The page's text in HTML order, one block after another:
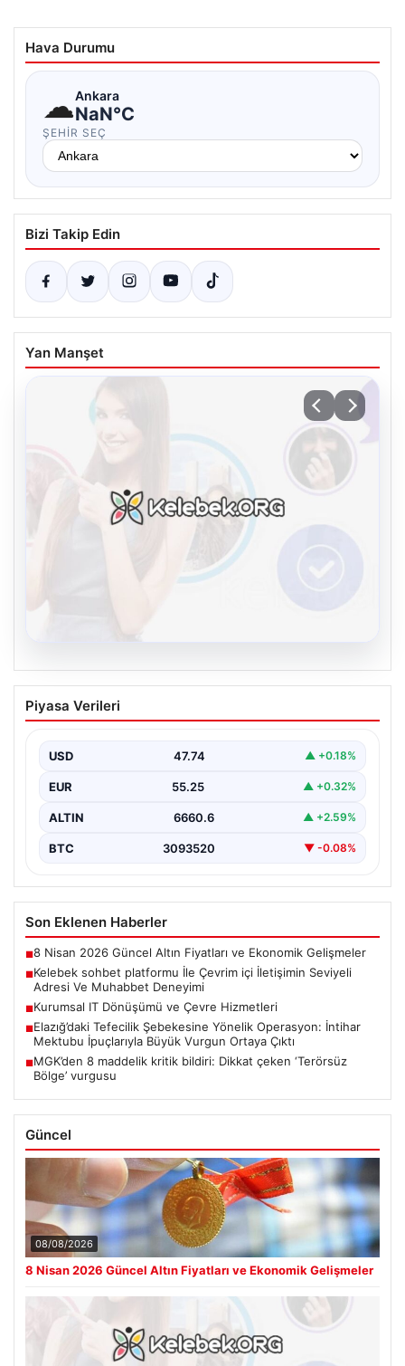
Hava Durumu
☁Ankara
NaN°C
ŞEHIR SEÇ
Bizi Takip Edin
Yan Manşet
Kelebek sohbet platformu İle Çevrim içi
İletişimin Seviyeli Adresi Ve Muhabbet
İnternet ortamında insanların seviyeli bir şekilde irtibat
çeşitli…
Piyasa Verileri
USD 47.74 ▲ +0.18%
EUR 55.25 ▲ +0.32%
ALTIN 6660.6 ▲ +2.59%
BTC 3093520 ▼ -0.08%
Son Eklenen Haberler
■8 Nisan 2026 Güncel Altın Fiyatları ve Ekonomik Gelişmeler
■Kelebek sohbet platformu İle Çevrim içi İletişimin Seviyeli
Adresi Ve Muhabbet Deneyimi
■Kurumsal IT Dönüşümü ve Çevre Hizmetleri
■Elazığ’daki Tefecilik Şebekesine Yönelik Operasyon: İntihar
Mektubu İpuçlarıyla Büyük Vurgun Ortaya Çıktı
■MGK’den 8 maddelik kritik bildiri: Dikkat çeken ‘Terörsüz
Bölge’ vurgusu
Güncel
08/08/2026
8 Nisan 2026 Güncel Altın Fiyatları ve Ekonomik Gelişmeler